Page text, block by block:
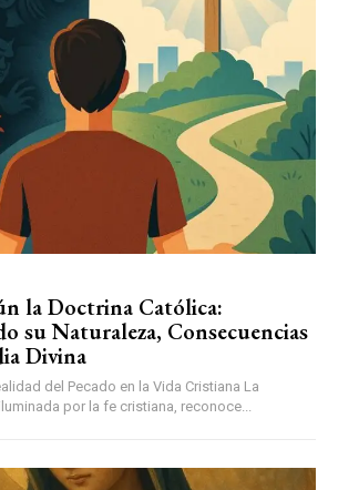
la Doctrina Católica:
su Naturaleza, Consecuencias
Divina
del Pecado en la Vida Cristiana La
por la fe cristiana, reconoce...